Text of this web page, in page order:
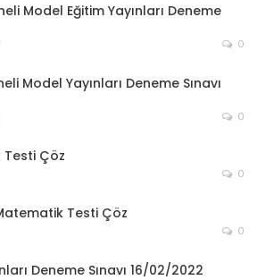
Model Eğitim Yayınları Deneme
0
Model Yayınları Deneme Sınavı
0
Testi Çöz
0
Testi Çöz
0
Deneme Sınavı 16/02/2022